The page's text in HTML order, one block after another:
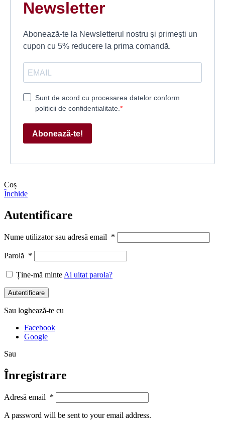
Newsletter
Abonează-te la Newsletterul nostru și primești un
cupon cu 5% reducere la prima comandă.
Sunt de acord cu procesarea datelor conform
politicii de confidentialitate.
Abonează-te!
Coș
Închide
Autentificare
Nume utilizator sau adresă email *
Parolă *
Ține-mă minte Ai uitat parola?
Autentificare
Sau loghează-te cu
Facebook
Google
Sau
Înregistrare
Adresă email *
A password will be sent to your email address.